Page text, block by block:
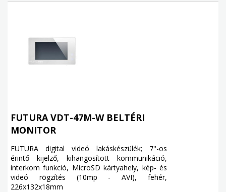
FUTURA VDT-47M-W BELTÉRI
MONITOR
FUTURA digital videó lakáskészülék; 7''-os
érintő kijelző, kihangosított kommunikáció,
interkom funkció, MicroSD kártyahely, kép- és
videó rögzítés (10mp - AVI), fehér,
226x132x18mm